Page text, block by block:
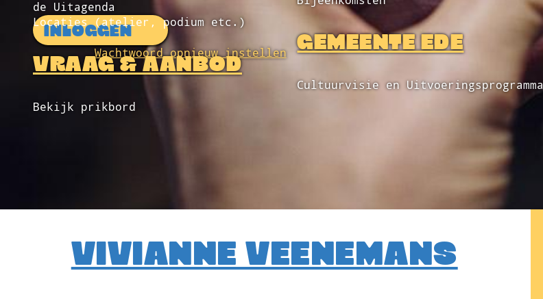
INLOGGEN
Wachtwoord opnieuw instellen
de Uitagenda
Locaties (atelier, podium etc.)
VRAAG & AANBOD
Bekijk prikbord
GEMEENTE EDE
Cultuurvisie en Uitvoeringsprogramma
VIVIANNE VEENEMANS